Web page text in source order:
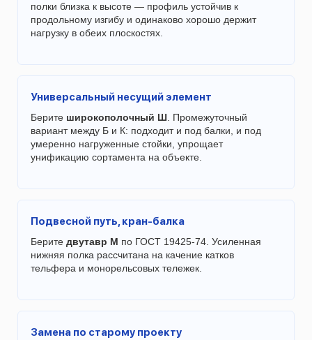
полки близка к высоте — профиль устойчив к
продольному изгибу и одинаково хорошо держит
нагрузку в обеих плоскостях.
Универсальный несущий элемент
Берите широкополочный Ш. Промежуточный
вариант между Б и К: подходит и под балки, и под
умеренно нагруженные стойки, упрощает
унификацию сортамента на объекте.
Подвесной путь, кран-балка
Берите двутавр М по ГОСТ 19425-74. Усиленная
нижняя полка рассчитана на качение катков
тельфера и монорельсовых тележек.
Замена по старому проекту